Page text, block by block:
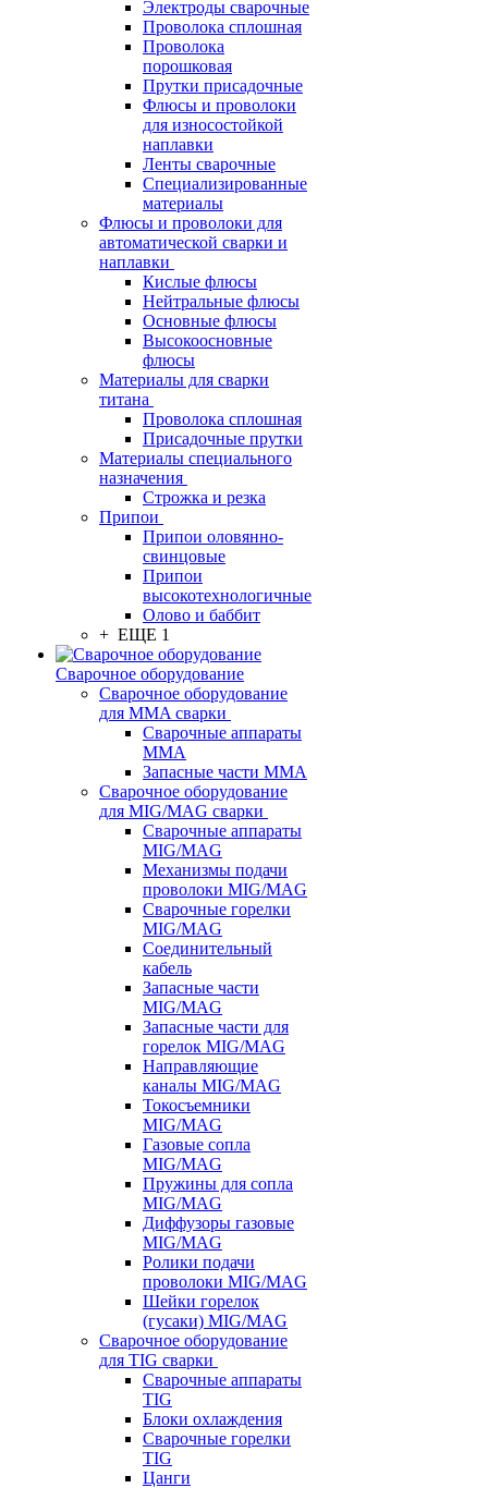
Электроды сварочные
Проволока сплошная
Проволока
порошковая
Прутки присадочные
Флюсы и проволоки
для износостойкой
наплавки
Ленты сварочные
Специализированные
материалы
Флюсы и проволоки для
автоматической сварки и
наплавки
Кислые флюсы
Нейтральные флюсы
Основные флюсы
Высокоосновные
флюсы
Материалы для сварки
титана
Проволока сплошная
Присадочные прутки
Материалы специального
назначения
Строжка и резка
Припои
Припои оловянно-
свинцовые
Припои
высокотехнологичные
Олово и баббит
+ ЕЩЕ 1
Сварочное оборудование
Сварочное оборудование
для MMA сварки
Сварочные аппараты
MMA
Запасные части MMA
Сварочное оборудование
для MIG/MAG сварки
Сварочные аппараты
MIG/MAG
Механизмы подачи
проволоки MIG/MAG
Сварочные горелки
MIG/MAG
Соединительный
кабель
Запасные части
MIG/MAG
Запасные части для
горелок MIG/MAG
Направляющие
каналы MIG/MAG
Токосъемники
MIG/MAG
Газовые сопла
MIG/MAG
Пружины для сопла
MIG/MAG
Диффузоры газовые
MIG/MAG
Ролики подачи
проволоки MIG/MAG
Шейки горелок
(гусаки) MIG/MAG
Сварочное оборудование
для TIG сварки
Сварочные аппараты
TIG
Блоки охлаждения
Сварочные горелки
TIG
Цанги